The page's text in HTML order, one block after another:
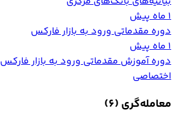
1 ماه پیش
دوره مقدماتی ورود به بازار فارکس
1 ماه پیش
دوره آموزش مقدماتی ورود به بازار فارکس
اختصاصی
معامله‌گری (6)